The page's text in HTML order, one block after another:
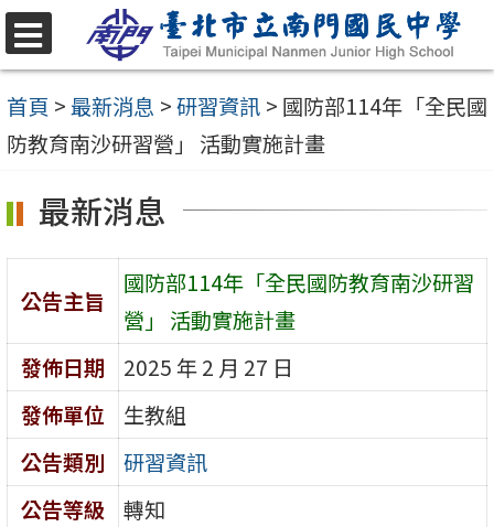
跳
至
主
要
容
選
單
首頁 >最新消息 >研習資訊 > 國防部114年「全民國
防教育南沙研習營」 活動實施計畫
最新消息
公告主旨
國防部114年「全民國防教育南沙研習
營」 活動實施計畫
發佈日期
2025 年 2 月 27 日
發佈單位
生教組
公告類別
研習資訊
公告等級
轉知